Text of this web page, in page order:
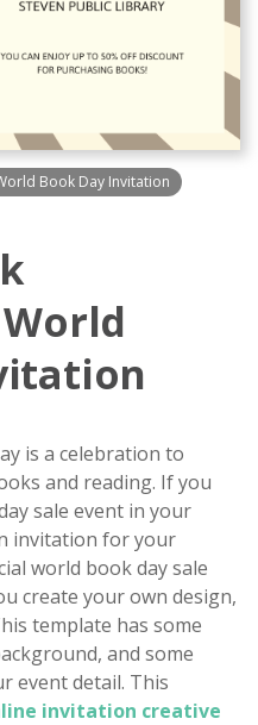
Book Day Invitation
is a celebration to
and reading. If you
sale event in your
invitation for your
world book day sale
create your own design,
template has some
and some
event detail. This
invitation creative